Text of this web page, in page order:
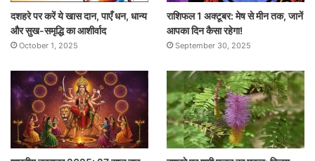
दशहरे पर करें ये खास दान, पाएँ धन, धान्य
और सुख-समृद्धि का आशीर्वाद
October 1, 2025
राशिफल 1 अक्टूबर: मेष से मीन तक, जानें
आपका दिन कैसा रहेगा!
September 30, 2025